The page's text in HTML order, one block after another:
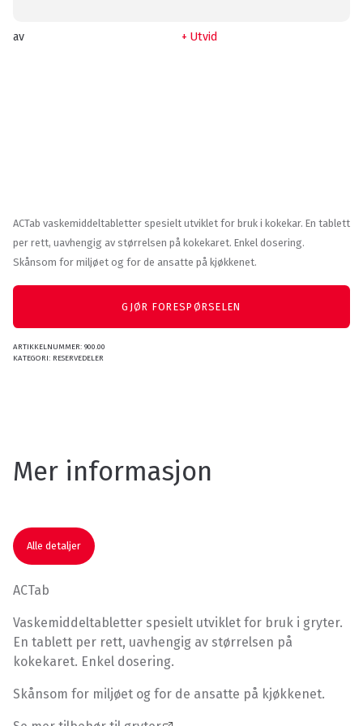
av Utvid
ACTab vaskemiddeltabletter spesielt utviklet for bruk i kokekar. En tablett
per rett, uavhengig av størrelsen på kokekaret. Enkel dosering.
Skånsom for miljøet og for de ansatte på kjøkkenet.
GJØR FORESPØRSELEN
ARTIKKELNUMMER: 900.00
KATEGORI: RESERVEDELER
Mer informasjon
Alle detaljer
ACTab
Vaskemiddeltabletter spesielt utviklet for bruk i gryter.
En tablett per rett, uavhengig av størrelsen på
kokekaret. Enkel dosering.
Skånsom for miljøet og for de ansatte på kjøkkenet.